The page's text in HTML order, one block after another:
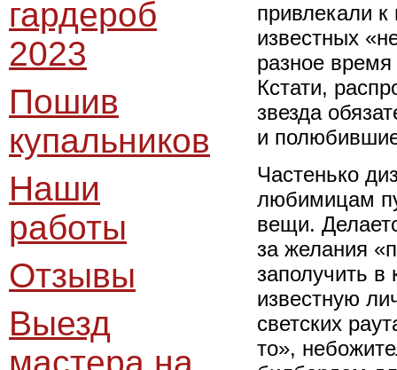
привлекали
известных
разное
Кстати,
звезда
и
Частенько
любимицам
вещи.
за желания
заполучить в
известную
светских
то»,
гардероб
2023
Пошив
купальников
Наши
работы
Отзывы
Выезд